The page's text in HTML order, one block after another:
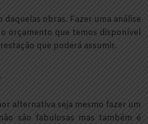
obras. Fazer uma análise
orçamento que temos disponível
que poderá assumir.
alternativa seja mesmo fazer um
são fabulosas mas também é